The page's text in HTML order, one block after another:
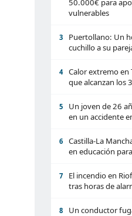
50.000€ para
vulnerables
3
Puertollano: Un
cuchillo a su
4
Calor extremo
que alcanzan los
5
Un joven de 26
en un accidente
6
Castilla-La
en educación
7
El incendio en
tras horas de
8
Un conductor